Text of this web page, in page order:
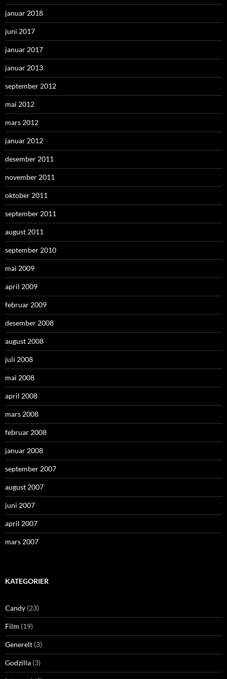
januar 2018
juni 2017
januar 2017
januar 2013
september 2012
mai 2012
mars 2012
januar 2012
desember 2011
november 2011
oktober 2011
september 2011
august 2011
september 2010
mai 2009
april 2009
februar 2009
desember 2008
august 2008
juli 2008
mai 2008
april 2008
mars 2008
februar 2008
januar 2008
september 2007
august 2007
juni 2007
april 2007
mars 2007
KATEGORIER
Candy (23)
Film (19)
Generelt (3)
Godzilla (3)